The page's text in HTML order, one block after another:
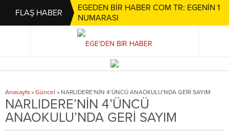
FLAŞ HABER
EGEDEN BİR HABER COM TR: EGENİN 1
NUMARASI
Anasayfa » Güncel » NARLIDERE’NİN 4’ÜNCÜ ANAOKULU’NDA GERİ SAYIM
NARLIDERE’NİN 4’ÜNCÜ
ANAOKULU’NDA GERİ SAYIM